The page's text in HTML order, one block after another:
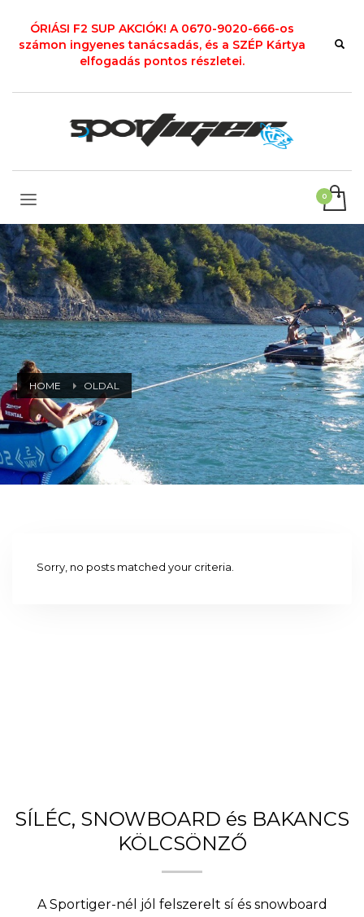
ÓRIÁSI F2 SUP AKCIÓK! A 0670-9020-666-os
számon ingyenes tanácsadás, és a SZÉP Kártya
elfogadás pontos részletei.
HOME OLDAL
Sorry, no posts matched your criteria.
SÍLÉC, SNOWBOARD és BAKANCS
KÖLCSÖNZŐ
A Sportiger-nél jól felszerelt sí és snowboard